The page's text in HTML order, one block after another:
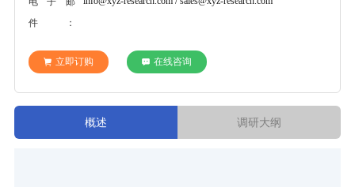
件：
立即订购 在线咨询
概述 调研大纲